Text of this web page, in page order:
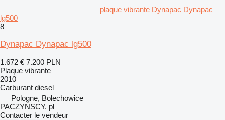
plaque vibrante Dynapac Dynapac
lg500
8
Dynapac Dynapac lg500
1.672 € 7.200 PLN
Plaque vibrante
2010
Carburant diesel
Pologne, Bolechowice
PACZYŃSCY. pl
Contacter le vendeur